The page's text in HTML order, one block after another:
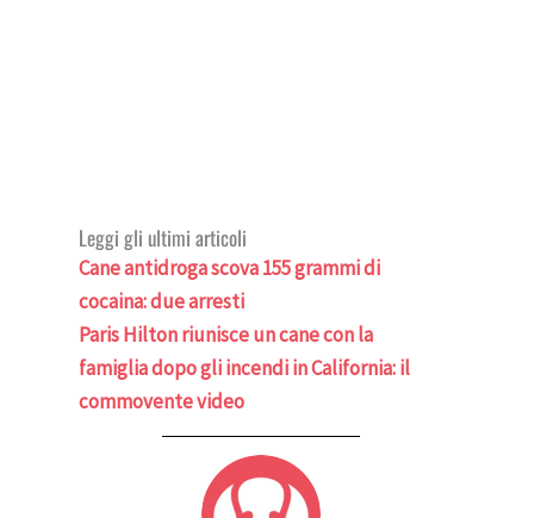
Leggi gli ultimi articoli
Cane antidroga scova 155 grammi di
cocaina: due arresti
Paris Hilton riunisce un cane con la
famiglia dopo gli incendi in California: il
commovente video